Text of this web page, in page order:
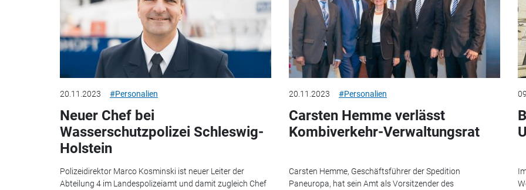
20.11.2023 #Personalien
Neuer Chef bei
Wasserschutzpolizei Schleswig-
Holstein
Polizeidirektor Marco Kosminski ist neuer Leiter der
Abteilung 4 im Landespolizeiamt und damit zugleich Chef
20.11.2023 #Personalien
Carsten Hemme verlässt
Kombiverkehr-Verwaltungsrat
Carsten Hemme, Geschäftsführer der Spedition
Paneuropa, hat sein Amt als Vorsitzender des